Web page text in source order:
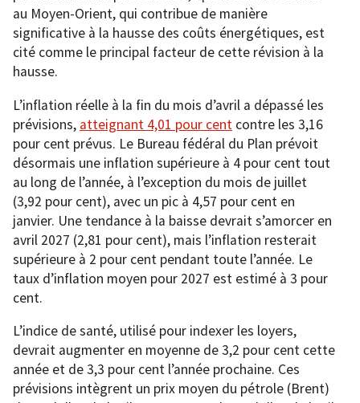
au Moyen-Orient, qui contribue de manière
significative à la hausse des coûts énergétiques, est
cité comme le principal facteur de cette révision à la
hausse.
L’inflation réelle à la fin du mois d’avril a dépassé les
prévisions, atteignant 4,01 pour cent contre les 3,16
pour cent prévus. Le Bureau fédéral du Plan prévoit
désormais une inflation supérieure à 4 pour cent tout
au long de l’année, à l’exception du mois de juillet
(3,92 pour cent), avec un pic à 4,57 pour cent en
janvier. Une tendance à la baisse devrait s’amorcer en
avril 2027 (2,81 pour cent), mais l’inflation resterait
supérieure à 2 pour cent pendant toute l’année. Le
taux d’inflation moyen pour 2027 est estimé à 3 pour
cent.
L’indice de santé, utilisé pour indexer les loyers,
devrait augmenter en moyenne de 3,2 pour cent cette
année et de 3,3 pour cent l’année prochaine. Ces
prévisions intègrent un prix moyen du pétrole (Brent)